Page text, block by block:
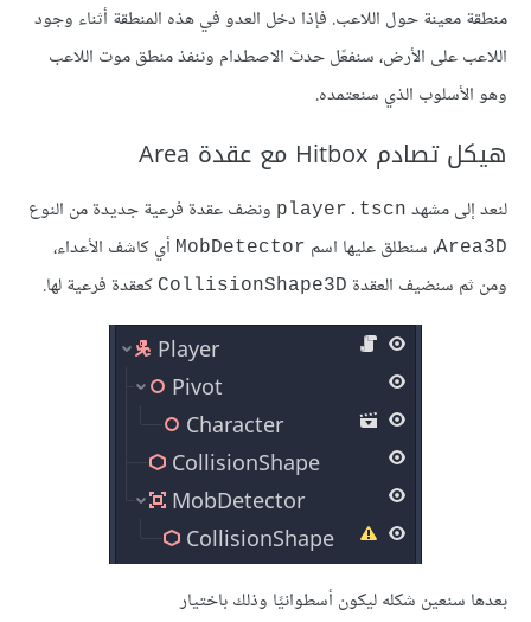
منطقة معينة حول اللاعب. فإذا دخل العدو في هذه المنطقة أثناء وجود
اللاعب على الأرض، سنفعّل حدث الاصطدام وننفذ منطق موت اللاعب
وهو الأسلوب الذي سنعتمده.
هيكل تصادم Hitbox مع عقدة Area
لنعد إلى مشهد player.tscn ونضف عقدة فرعية جديدة من النوع
Area3D، سنطلق عليها اسم MobDetector أي كاشف الأعداء،
ومن ثم سنضيف العقدة CollisionShape3D كعقدة فرعية لها.
بعدها سنعين شكله ليكون أسطوانيًا وذلك باختيار